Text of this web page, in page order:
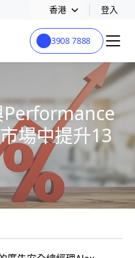
香港 登入
3908 7888
Performance
場中提升13